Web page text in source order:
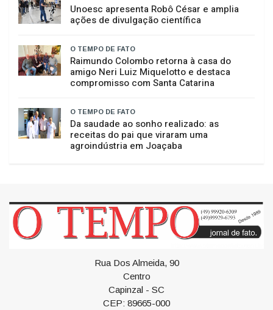
Eli Iwasa desembarca em Florianópolis
após assinar faixa em compilação de
apoio às vítimas dos terremotos na
O TEMPO DE FATO
Unoesc apresenta Robô César e amplia
ações de divulgação científica
O TEMPO DE FATO
Raimundo Colombo retorna à casa do
amigo Neri Luiz Miquelotto e destaca
compromisso com Santa Catarina
receitas do pai que viraram uma
agroindústria em Joaçaba